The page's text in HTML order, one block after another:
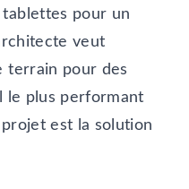
pour un
veut
terrain pour des
le plus performant
est la solution